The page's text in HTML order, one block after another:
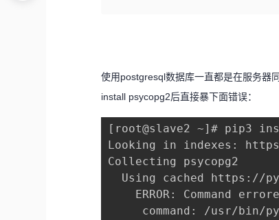
使用postgresql数据库一直都是在服务器
install psycopg2后直接暴下面错误：
[root@slave2 ~]# pip3
Looking in indexes:
Collecting psycopg2
Using cached https://
ERROR: Command
command: /usr/bin/